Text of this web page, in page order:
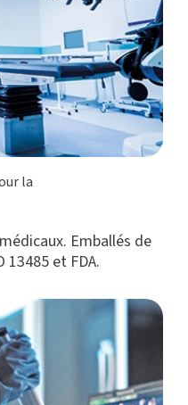
la
Emballés de
et FDA.